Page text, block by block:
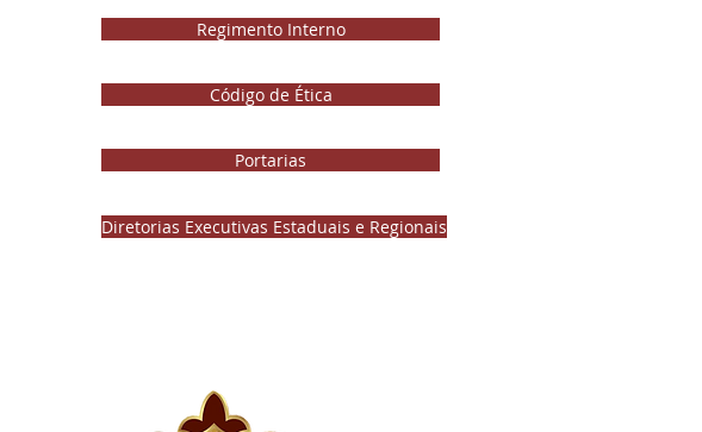
Regimento Interno
Código de Ética
Portarias
Diretorias Executivas Estaduais e Regionais